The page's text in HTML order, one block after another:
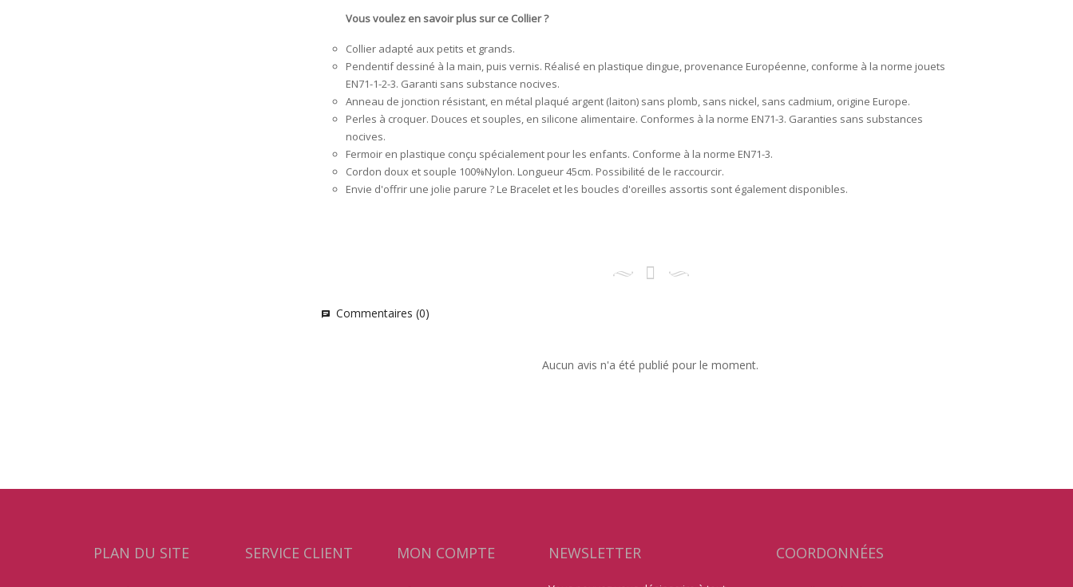
Vous voulez en savoir plus sur ce Collier ?
Collier adapté aux petits et grands.
Pendentif dessiné à la main, puis vernis. Réalisé en plastique dingue, provenance Européenne, conforme à la norme jouets
EN71-1-2-3. Garanti sans substance nocives.
Anneau de jonction résistant, en métal plaqué argent (laiton) sans plomb, sans nickel, sans cadmium, origine Europe.
Perles à croquer. Douces et souples, en silicone alimentaire. Conformes à la norme EN71-3. Garanties sans substances
nocives.
Fermoir en plastique conçu spécialement pour les enfants. Conforme à la norme EN71-3.
Cordon doux et souple 100%Nylon. Longueur 45cm. Possibilité de le raccourcir.
Envie d'offrir une jolie parure ? Le Bracelet et les boucles d'oreilles assortis sont également disponibles.
chat Commentaires (0)
Aucun avis n'a été publié pour le moment.
PLAN DU SITE SERVICE CLIENT MON COMPTE NEWSLETTER COORDONNÉES